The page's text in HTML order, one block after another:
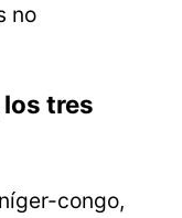
no
tres
congo,